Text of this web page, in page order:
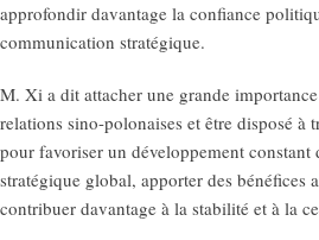
approfondir davantage la confiance
communication stratégique.
M. Xi a dit attacher une grande
relations sino-polonaises et être disposé
pour favoriser un développement constant
stratégique global, apporter des bénéfices
contribuer davantage à la stabilité et à la